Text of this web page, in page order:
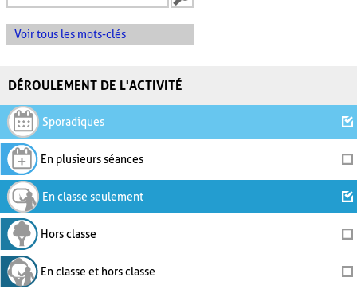
Voir tous les mots-clés
DÉROULEMENT DE L'ACTIVITÉ
Sporadiques
En plusieurs séances
En classe seulement
Hors classe
En classe et hors classe